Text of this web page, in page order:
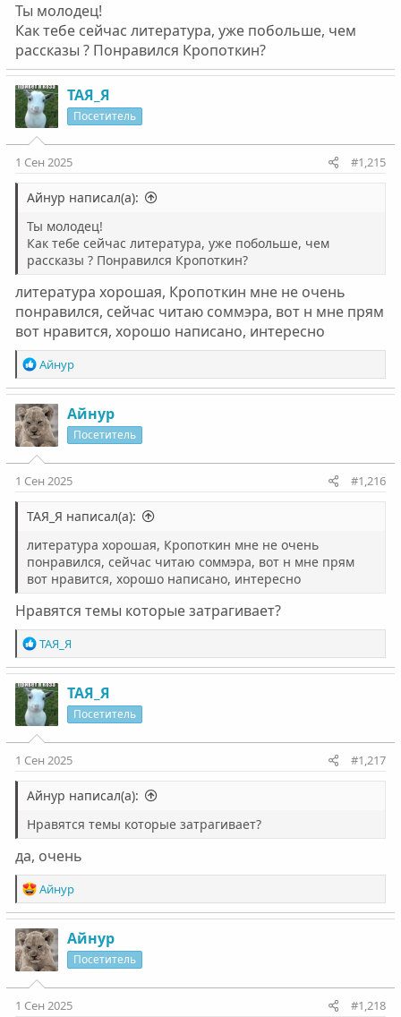
Ты молодец!
Как тебе сейчас литература, уже побольше, чем
рассказы ? Понравился Кропоткин?
ТАЯ_Я
Посетитель
1 Сен 2025 #1,215
Айнур написал(а):
Ты молодец!
Как тебе сейчас литература, уже побольше, чем
рассказы ? Понравился Кропоткин?
литература хорошая, Кропоткин мне не очень
понравился, сейчас читаю соммэра, вот н мне прям
вот нравится, хорошо написано, интересно
Р
е
а
к
ц
и
и
:
Айнур
Айнур
Посетитель
1 Сен 2025 #1,216
ТАЯ_Я написал(а):
литература хорошая, Кропоткин мне не очень
понравился, сейчас читаю соммэра, вот н мне прям
вот нравится, хорошо написано, интересно
Нравятся темы которые затрагивает?
Р
е
а
к
ц
и
и
:
ТАЯ_Я
ТАЯ_Я
Посетитель
1 Сен 2025 #1,217
Айнур написал(а):
Нравятся темы которые затрагивает?
да, очень
Р
е
а
к
ц
и
и
:
Айнур
Айнур
Посетитель
1 Сен 2025 #1,218